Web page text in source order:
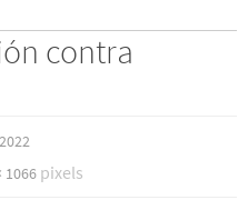
contra
1066 pixels